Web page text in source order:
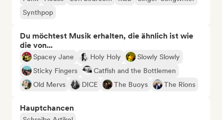
Synthpop
Du möchtest Musik erhalten, die ähnlich ist wie
die von...
Spacey Jane Holy Holy
Slowly Slowly
Sticky Fingers
Catfish and the Bottlemen
Old Mervs
DICE The Buoys The Rions
Hauptchancen